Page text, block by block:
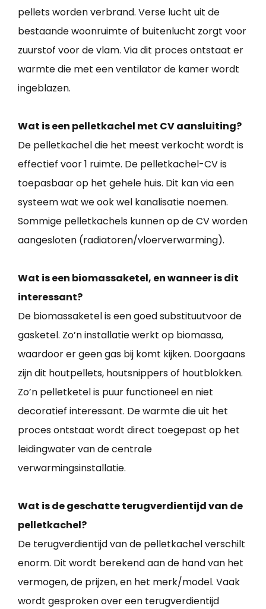
pellets worden verbrand. Verse lucht uit de
bestaande woonruimte of buitenlucht zorgt voor
zuurstof voor de vlam. Via dit proces ontstaat er
warmte die met een ventilator de kamer wordt
ingeblazen.
Wat is een pelletkachel met CV aansluiting?
De pelletkachel die het meest verkocht wordt is
effectief voor 1 ruimte. De pelletkachel-CV is
toepasbaar op het gehele huis. Dit kan via een
systeem wat we ook wel kanalisatie noemen.
Sommige pelletkachels kunnen op de CV worden
aangesloten (radiatoren/vloerverwarming).
Wat is een biomassaketel, en wanneer is dit
interessant?
De biomassaketel is een goed substituutvoor de
gasketel. Zo’n installatie werkt op biomassa,
waardoor er geen gas bij komt kijken. Doorgaans
zijn dit houtpellets, houtsnippers of houtblokken.
Zo’n pelletketel is puur functioneel en niet
decoratief interessant. De warmte die uit het
proces ontstaat wordt direct toegepast op het
leidingwater van de centrale
verwarmingsinstallatie.
Wat is de geschatte terugverdientijd van de
pelletkachel?
De terugverdientijd van de pelletkachel verschilt
enorm. Dit wordt berekend aan de hand van het
vermogen, de prijzen, en het merk/model. Vaak
wordt gesproken over een terugverdientijd